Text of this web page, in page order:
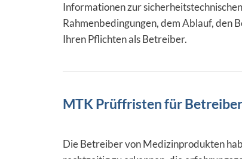
Informationen zur
Rahmenbedingungen, dem Ablauf, den
Ihren Pflichten als Betreiber.
MTK Prüffristen für
Die Betreiber von Medizinprodukten